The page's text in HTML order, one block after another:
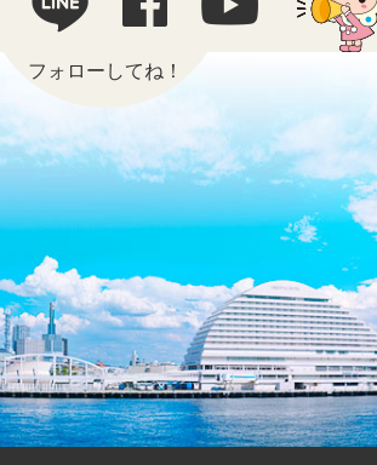
フォローしてね！